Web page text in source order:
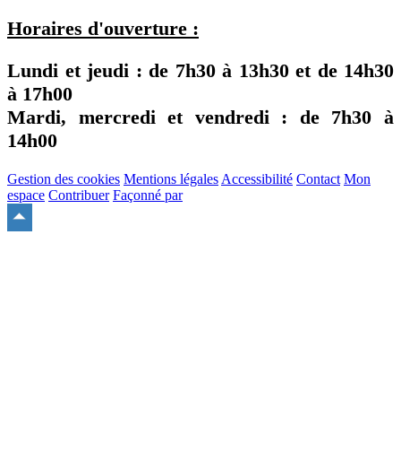
Horaires d'ouverture :
Lundi et jeudi : de 7h30à 13h30 et de 14h30
à 17h00
Mardi, mercredi et vendredi : de 7h30 à
14h00
Gestion des cookies Mentions légales Accessibilité Contact Mon
espace Contribuer Façonné par